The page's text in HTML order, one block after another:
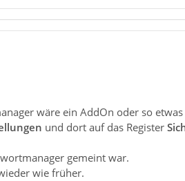
wäre ein AddOn oder so etwas
und dort auf das Register
gemeint war.
wie früher.